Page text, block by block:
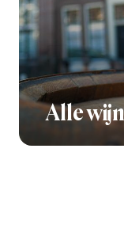
Alle